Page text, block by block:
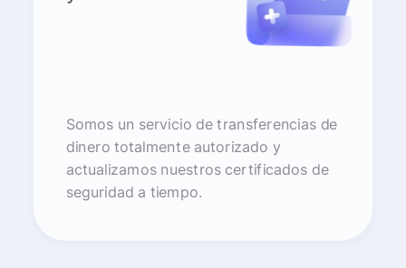
Somos un servicio de transferencias de
dinero totalmente autorizado y
actualizamos nuestros certificados de
seguridad a tiempo.